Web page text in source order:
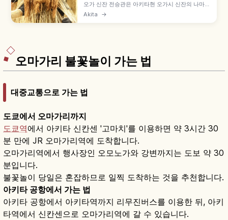
오가 신잔 전승관은 아키타현 오가시 신잔의 나마하
게 문화 체험 시설로, 섣달그믐 의식을 재현한 '나마
Akita →
오마가리 불꽃놀이 가는 법
대중교통으로 가는 법
도쿄에서 오마가리까지
도쿄역에서 아키타 신칸센 '고마치'를 이용하면 약 3시간 30
분 만에 JR 오마가리역에 도착합니다.
오마가리역에서 행사장인 오모노가와 강변까지는 도보 약 30
분입니다.
불꽃놀이 당일은 혼잡하므로 일찍 도착하는 것을 추천합니다.
아키타 공항에서 가는 법
아키타 공항에서 아키타역까지 리무진버스를 이용한 뒤, 아키
타역에서 신칸센으로 오마가리역에 갈 수 있습니다.